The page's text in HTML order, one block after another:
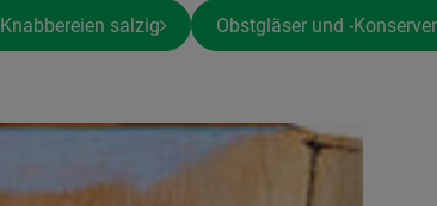
Knabbereien salzig Obstgläser und -